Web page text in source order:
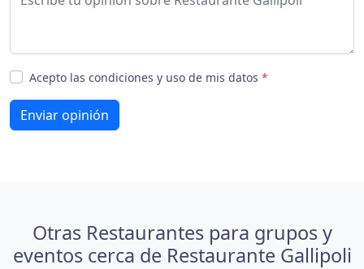
Acepto las condiciones y uso de mis datos *
Enviar opinión
Otras Restaurantes para grupos y
eventos cerca de Restaurante Gallipoli